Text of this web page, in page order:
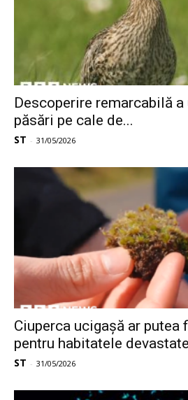
Descoperire remarcabilă
păsări pe cale de...
ST - 31/05/2026
Ciuperca ucigașă ar putea
pentru habitatele
ST - 31/05/2026